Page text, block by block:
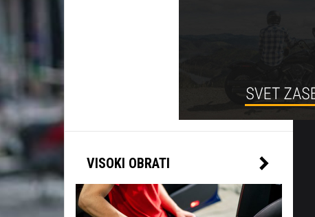
VISOKI OBRATI